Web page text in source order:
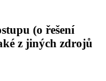
(o řešení
z jiných zdrojů